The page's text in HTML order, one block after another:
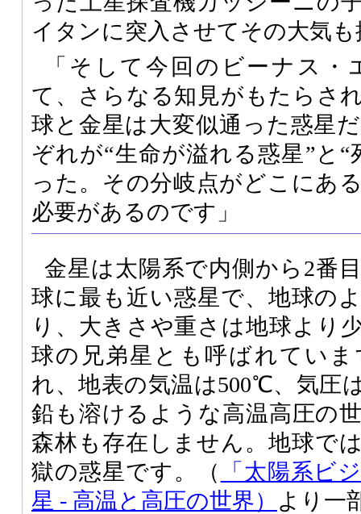
イタンに突入させてその大気
「そして今回のビーナス
て、さらなる知見がもたらさ
球と金星は大変似通った惑星
ぞれが“生命が溢れる惑星”と
った。その分岐点がどこにあ
必要があるのです」
金星は太陽系で内側から2番
球に最も近い惑星で、地球の
り、大きさや重さは地球より
球の兄弟星とも呼ばれてい
れ、地表の気温は500℃、気圧
鉛も溶けるような高温高圧の
森林も存在しません。地球で
獄の惑星です。（
「太陽系ビ
星 - 高温と高圧の世界） より一